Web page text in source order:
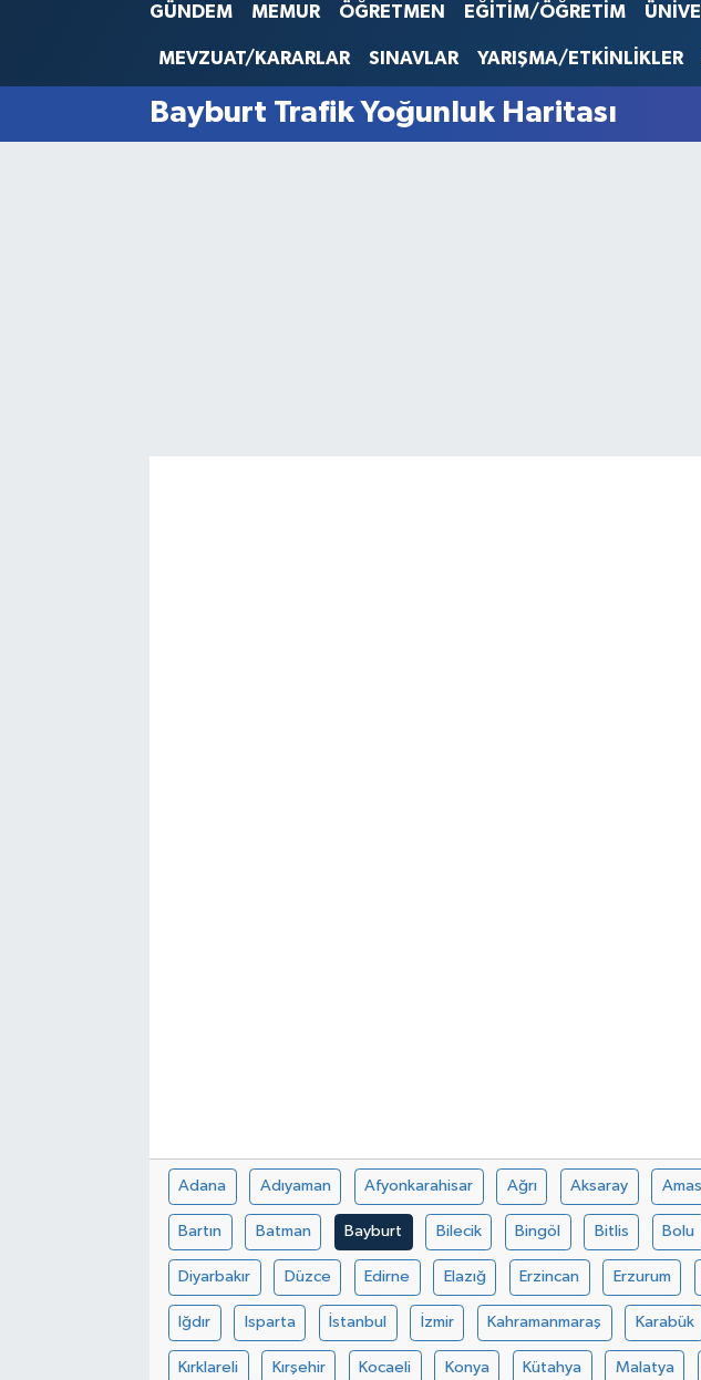
GÜNDEM MEMUR ÖĞRETMEN EĞİTİM/ÖĞRETİM
MEVZUAT/KARARLAR SINAVLAR YARIŞMA/ETKİNLİKLER
Bayburt Trafik Yoğunluk Haritası
Adana Adıyaman Afyonkarahisar Ağrı Aksaray
Bartın Batman Bayburt Bilecik Bingöl Bitlis Bolu
Diyarbakır Düzce Edirne Elazığ Erzincan Erzurum
Iğdır Isparta İstanbul İzmir Kahramanmaraş Karabük
Kırklareli Kırşehir Kocaeli Konya Kütahya Malatya